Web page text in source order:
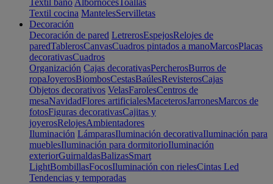
Textil baño AlbornocesToallas
Textil cocina MantelesServilletas
Decoración
Decoración de pared LetrerosEspejosRelojes de
paredTablerosCanvasCuadros pintados a manoMarcosPlacas
decorativasCuadros
Organización Cajas decorativasPercherosBurros de
ropaJoyerosBiombosCestasBaúlesRevisterosCajas
Objetos decorativos VelasFarolesCentros de
mesaNavidadFlores artificialesMaceterosJarronesMarcos de
fotosFiguras decorativasCajitas y
joyerosRelojesAmbientadores
Iluminación LámparasIluminación decorativaIluminación para
mueblesIluminación para dormitorioIluminación
exteriorGuirnaldasBalizasSmart
LightBombillasFocosIluminación con rielesCintas Led
Tendencias y temporadas